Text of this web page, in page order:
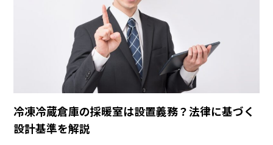
冷凍冷蔵倉庫の採暖室は設置義務？法律に基づく
設計基準を解説